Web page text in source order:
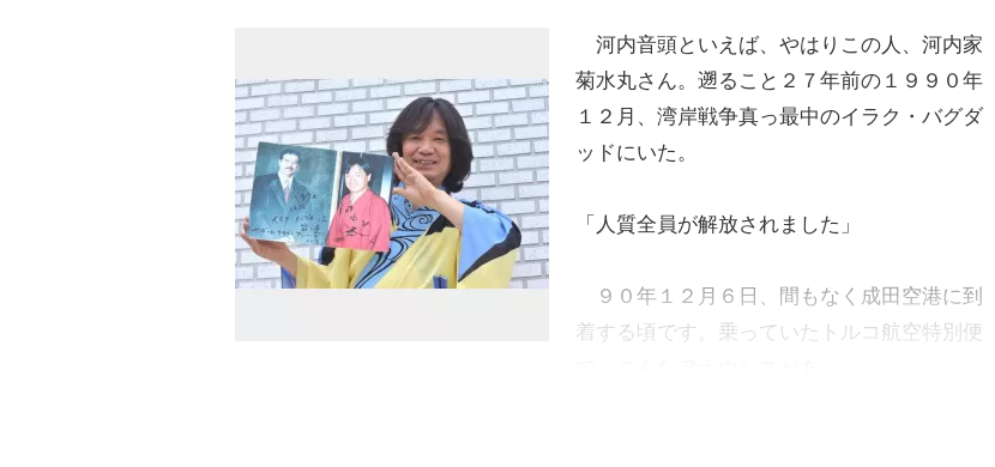
河内音頭といえば、やはりこの人、河内家
菊水丸さん。遡ること２７年前の１９９０年
１２月、湾岸戦争真っ最中のイラク・バグダ
ッドにいた。
「人質全員が解放されました」
９０年１２月６日、間もなく成田空港に到
着する頃です。乗っていたトルコ航空特別便